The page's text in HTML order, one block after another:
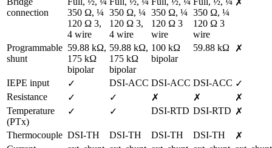
connection
350 Ω, ¼
120 Ω 3,
4 wire
350 Ω, ¼
120 Ω 3,
4 wire
350 Ω, ¼
120 Ω 3
wire
350 Ω, ¼
120 Ω 3
wire
✗
Programmable
shunt
59.88 kΩ,
175 kΩ
bipolar
59.88 kΩ,
175 kΩ
bipolar
100 kΩ
bipolar
59.88 kΩ ✗
IEPE input ✓ DSI-ACC DSI-ACC DSI-ACC ✓
Resistance
✓ ✓ ✗ ✗
✗
Temperature
(PTx)
✓ ✓ DSI-RTD DSI-RTD ✗
Thermocouple DSI-TH DSI-TH DSI-TH DSI-TH
✗